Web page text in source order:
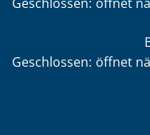
Klicken, um weitere
Geschlossen: öffnet